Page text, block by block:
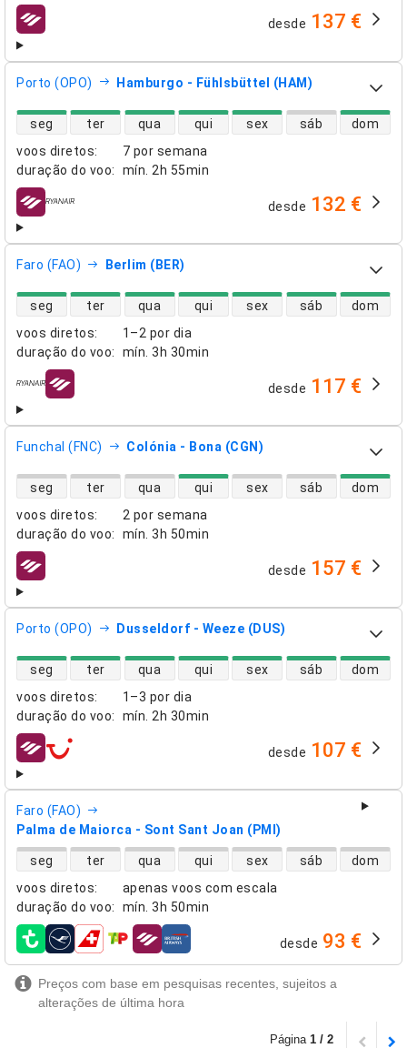
companhias aéreas desde 137 €
Porto (OPO) Hamburgo - Fühlsbüttel (HAM)
voos diretos:
7 por semana
duração do voo: mín. 2h 55min
disponibilidade de voos diretos
seg ter qua qui sex sáb dom
companhias aéreas desde 132 €
Faro (FAO) Berlim (BER)
voos diretos:
1–2 por dia
duração do voo: mín. 3h 30min
disponibilidade de voos diretos
seg ter qua qui sex sáb dom
companhias aéreas desde 117 €
Funchal (FNC) Colónia - Bona (CGN)
voos diretos:
2 por semana
duração do voo: mín. 3h 50min
disponibilidade de voos diretos
seg ter qua qui sex sáb dom
companhias aéreas desde 157 €
Porto (OPO) Dusseldorf - Weeze (DUS)
voos diretos:
1–3 por dia
duração do voo: mín. 2h 30min
disponibilidade de voos diretos
seg ter qua qui sex sáb dom
companhias aéreas desde 107 €
Faro (FAO)
Palma de Maiorca - Sont Sant Joan (PMI)
voos diretos:
apenas voos com escala
duração do voo: mín. 3h 50min
disponibilidade de voos diretos
seg ter qua qui sex sáb dom
companhias aéreas desde 93 €
Preços com base em pesquisas recentes, sujeitos a
alterações de última hora
Página 1 / 2